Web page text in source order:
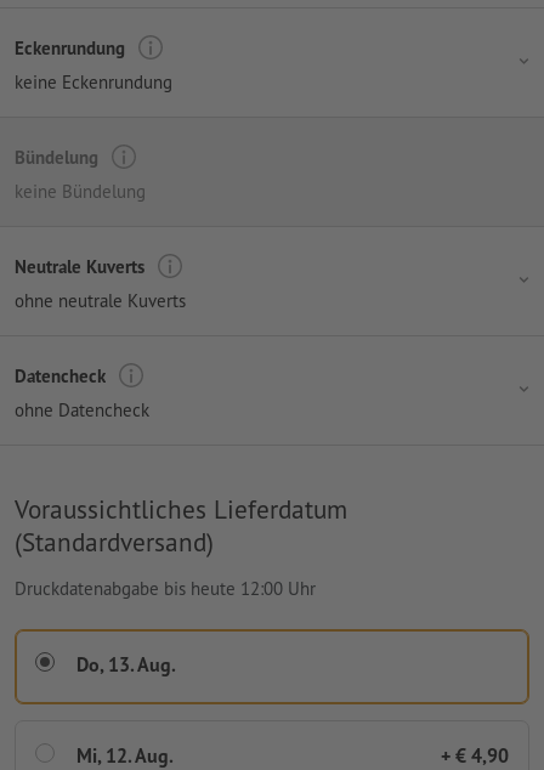
Eckenrundung
keine Eckenrundung
Bündelung
keine Bündelung
Neutrale Kuverts
ohne neutrale Kuverts
Datencheck
ohne Datencheck
Voraussichtliches Lieferdatum
(Standardversand)
Druckdatenabgabe bis heute 12:00 Uhr
Do, 13. Aug.
Mi, 12. Aug. + € 4,90